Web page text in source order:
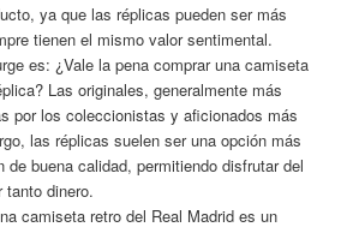
ya que las réplicas pueden ser más
tienen el mismo valor sentimental.
es: ¿Vale la pena comprar una camiseta
Las originales, generalmente más
por los coleccionistas y aficionados más
las réplicas suelen ser una opción más
de buena calidad, permitiendo disfrutar del
dinero.
camiseta retro del Real Madrid es un